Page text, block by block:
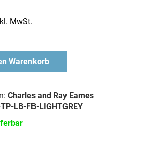
MwSt.
Warenkorb
Charles and Ray Eames
LB-FB-LIGHTGREY